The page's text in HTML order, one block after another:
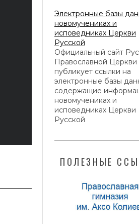
Электронные базы
новомучениках и
исповедниках Церкви
Русской
Официальный сайт
Православной Церкви
публикует ссылки на
электронные базы
содержащие
новомучениках и
исповедниках Церкви
Русской
ПОЛЕЗНЫЕ